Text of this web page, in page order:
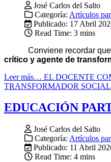
José Carlos del Salto
Categoría: Artículos
Publicado: 17 Abril
Read Time: 3 mins
Conviene recordar
crítico y agente de
Leer más… EL DOCENTE
TRANSFORMADOR SOCIAL
EDUCACIÓN
José Carlos del Salto
Categoría: Artículos
Publicado: 11 Abril
Read Time: 4 mins